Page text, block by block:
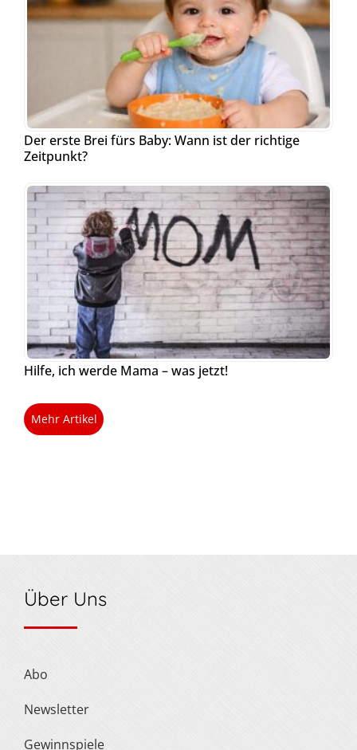
Der erste Brei fürs Baby: Wann ist der richtige
Zeitpunkt?
Hilfe, ich werde Mama – was jetzt!
Mehr Artikel
Über Uns
Abo
Newsletter
Gewinnspiele